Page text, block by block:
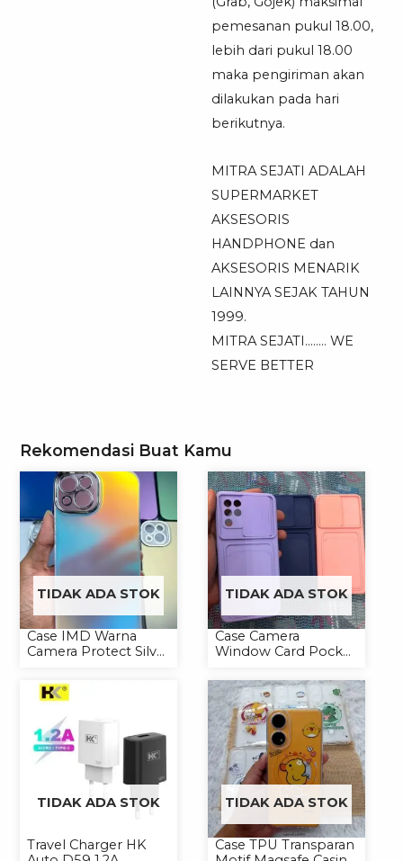
pemesanan pukul 18.00,
lebih dari pukul 18.00
maka pengiriman akan
dilakukan pada hari
berikutnya.
MITRA SEJATI ADALAH
SUPERMARKET
AKSESORIS
HANDPHONE dan
AKSESORIS MENARIK
LAINNYA SEJAK TAHUN
1999.
MITRA SEJATI…….. WE
SERVE BETTER
Rekomendasi Buat Kamu
TIDAK ADA STOK
Case IMD Warna
Camera Protect Silver
Hardcase Hologram
TIDAK ADA STOK
Case Camera
Window Card Pocket
Softcase
TIDAK ADA STOK
Travel Charger HK
TIDAK ADA STOK
Case TPU Transparan